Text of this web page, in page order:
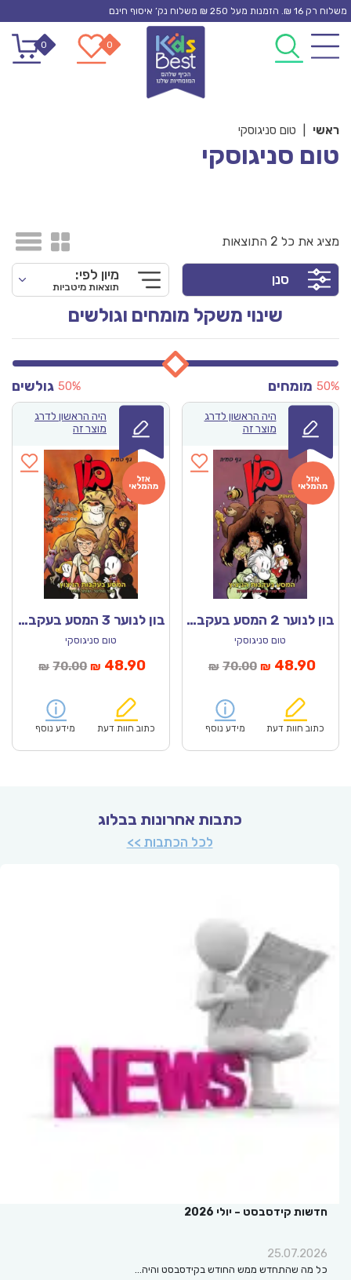
Skip
content
משלוח רק 16 ₪. הזמנות מעל 250 ₪ משלוח נק’ איסוף חינם
0
0
ראשי טום סניגוסקי
טום סניגוסקי
מציג את כל 2 התוצאות
סנן מיון לפי:
תוצאות מיטביות
שינוי משקל מומחים וגולשים
מומחים 50% גולשים 50%
היה הראשון לדרג
מוצר זה
בון לנוער 2 המסע בעקבות הניצוץ – במעמקי הכוורת
טום סניגוסקי
₪ 70.00המחיר
₪70.00.
₪ 48.90
כתוב חוות דעת מידע נוסף
היה הראשון לדרג
מוצר זה
בון לנוער 3 המסע בעקבות הניצוץ – שומר האור
טום סניגוסקי
₪ 70.00המחיר
₪70.00.
₪ 48.90המחיר
כתוב חוות דעת מידע נוסף
כתבות אחרונות בבלוג
לכל הכתבות >>
חדשות קידסבסט – יולי 2026
25.07.2026
כל מה שהתחדש ממש החודש בקידסבסט והיה…